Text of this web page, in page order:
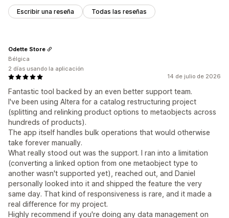
Escribir una reseña Todas las reseñas
14 de julio de 2026
Fantastic tool backed by an even better support team.
I've been using Altera for a catalog restructuring project
(splitting and relinking product options to metaobjects across
hundreds of products).
The app itself handles bulk operations that would otherwise
take forever manually.
What really stood out was the support. I ran into a limitation
(converting a linked option from one metaobject type to
another wasn't supported yet), reached out, and Daniel
personally looked into it and shipped the feature the very
same day. That kind of responsiveness is rare, and it made a
real difference for my project.
Highly recommend if you're doing any data management on
Odette Store
Bélgica
2 días usando la aplicación